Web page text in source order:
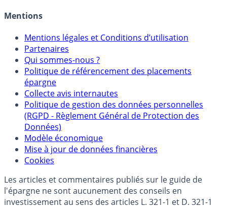
Mentions
Mentions légales et Conditions d’utilisation
Partenaires
Qui sommes-nous ?
Politique de référencement des placements
épargne
Collecte avis internautes
Politique de gestion des données personnelles
(RGPD - Règlement Général de Protection des
Données)
Modèle économique
Mise à jour de données financières
Cookies
Les articles et commentaires publiés sur le guide de
l'épargne ne sont aucunement des conseils en
investissement au sens des articles L. 321-1 et D. 321-1